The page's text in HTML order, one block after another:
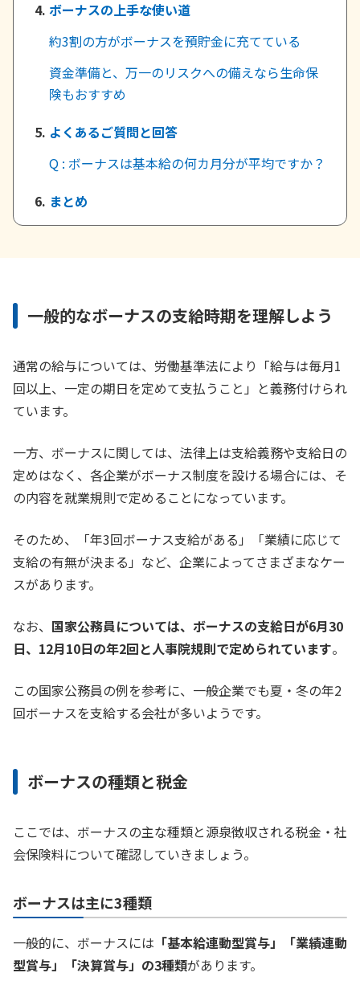
ボーナスの上手な使い道
約3割の方がボーナスを預貯金に充てている
資金準備と、万一のリスクへの備えなら生命保
険もおすすめ
よくあるご質問と回答
Q : ボーナスは基本給の何カ月分が平均ですか？
まとめ
一般的なボーナスの支給時期を理解しよう
通常の給与については、労働基準法により「給与は毎月1
回以上、一定の期日を定めて支払うこと」と義務付けられ
ています。
一方、ボーナスに関しては、法律上は支給義務や支給日の
定めはなく、各企業がボーナス制度を設ける場合には、そ
の内容を就業規則で定めることになっています。
そのため、「年3回ボーナス支給がある」「業績に応じて
支給の有無が決まる」など、企業によってさまざまなケー
スがあります。
なお、 国家公務員については、ボーナスの支給日が6月30
日、12月10日の年2回と人事院規則で定められています。
この国家公務員の例を参考に、一般企業でも夏・冬の年2
回ボーナスを支給する会社が多いようです。
ボーナスの種類と税金
ここでは、ボーナスの主な種類と源泉徴収される税金・社
会保険料について確認していきましょう。
ボーナスは主に3種類
一般的に、ボーナスには 「基本給連動型賞与」「業績連動
型賞与」「決算賞与」の3種類があります。